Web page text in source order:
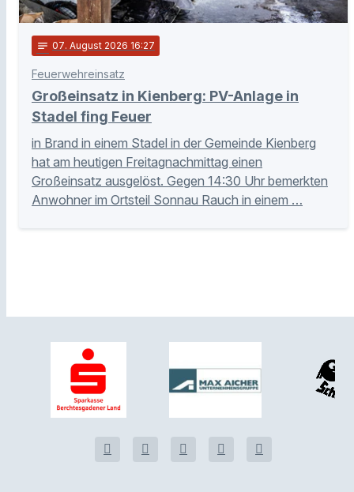
notes 07. August 2026 16:27
Feuerwehreinsatz
Großeinsatz in Kienberg: PV-Anlage in
Stadel fing Feuer
in Brand in einem Stadel in der Gemeinde Kienberg
hat am heutigen Freitagnachmittag einen
Großeinsatz ausgelöst. Gegen 14:30 Uhr bemerkten
Anwohner im Ortsteil Sonnau Rauch in einem …